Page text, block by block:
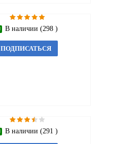
В наличии (298 )
ПОДПИСАТЬСЯ
В наличии (291 )